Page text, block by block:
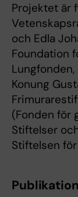
Projektet är
och Edla
Foundation
Konung
(Fonden för
Stiftelser
Stiftelsen
Publikation